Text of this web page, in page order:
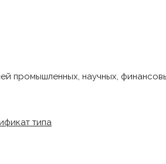
промышленных, научных,